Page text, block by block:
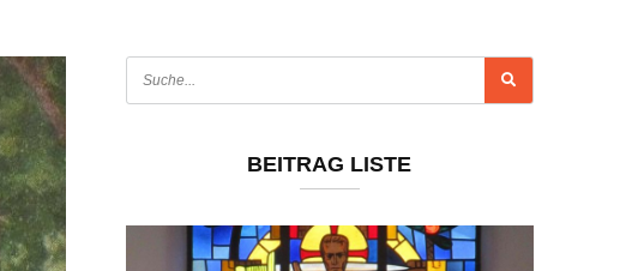
BEITRAG LISTE